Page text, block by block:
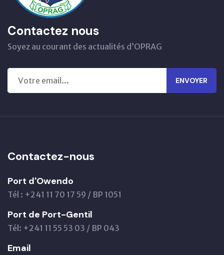
Contactez nous
Soyez au courant des actualités d’OPRAG
ENVOYER
Contactez-nous
Port d'Owendo
Tél : +241 11 70 17 59 / BP 1051
Port de Port-Gentil
Tél: +241 11 55 53 03 / BP 043
Email